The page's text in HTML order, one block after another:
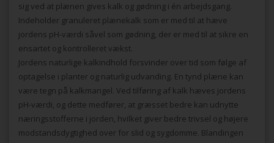
sig ved at plænen gives kalk og gødning i én arbejdsgang.
Indeholder granuleret plænekalk som er med til at hæve
jordens pH-værdi såvel som gødning, der er med til at sikre en
ensartet og kontrolleret vækst.
Jordens naturlige kalkindhold forsvinder over tid som følge af
optagelse i planter og naturlig udvanding. En tynd plæne kan
være tegn på kalkmangel. Ved tilføring af kalk hæves jordens
pH-værdi, og dette medfører, at græsset bedre kan udnytte
næringsstofferne i jorden, hvilket giver bedre trivsel og højere
modstandsdygtighed over for slid og sygdomme. Blandingen